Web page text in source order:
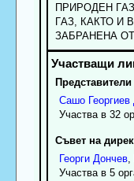
ПPИPOДEH
ГAЗ, КАКТО И
ЗАБРАНЕНА
Представители
Сашо Георгиев
Участва в 32
Съвет на
Георги Дончев,
Участва в 5